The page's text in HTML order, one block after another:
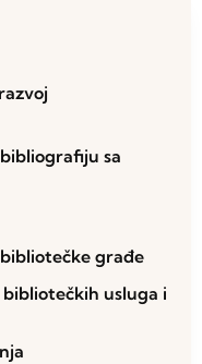
sa
građe
usluga i